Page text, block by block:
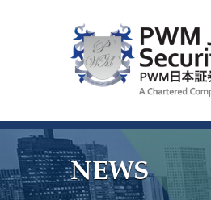
NEWS